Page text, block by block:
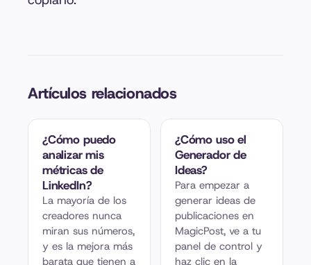
Artículos relacionados
¿Cómo puedo
analizar mis
métricas de
LinkedIn?
La mayoría de los
creadores nunca
miran sus números,
y es la mejora más
barata que tienen a
¿Cómo uso el
Generador de
Ideas?
Para empezar a
generar ideas de
publicaciones en
MagicPost, ve a tu
panel de control y
haz clic en la